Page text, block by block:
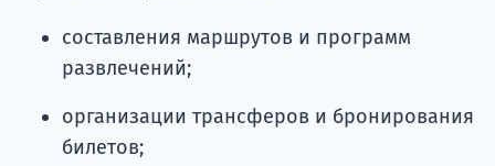
составления маршрутов и программ
развлечений;
организации трансферов и бронирования
билетов;